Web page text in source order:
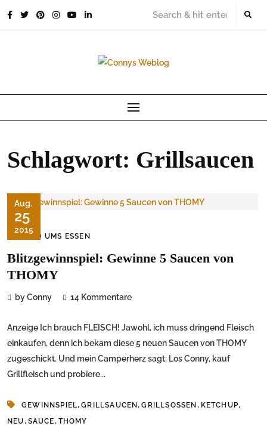
Schlagwort: Grillsaucen
Aug.
25
2015
RUND UMS ESSEN
Blitzgewinnspiel: Gewinne 5 Saucen von
THOMY
by Conny 14 Kommentare
Anzeige Ich brauch FLEISCH! Jawohl, ich muss dringend Fleisch
einkaufen, denn ich bekam diese 5 neuen Saucen von THOMY
zugeschickt. Und mein Camperherz sagt: Los Conny, kauf
Grillfleisch und probiere...
GEWINNSPIEL,GRILLSAUCEN,GRILLSOSSEN , KETCHUP,
NEU, SAUCE, THOMY